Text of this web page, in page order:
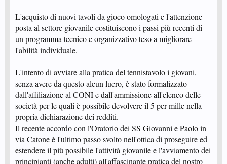
L'acquisto di nuovi tavoli da gioco omologati e l'attenzione
posta al settore giovanile costituiscono i passi più recenti di
un programma tecnico e organizzativo teso a migliorare
l'abilità individuale.
L'intento di avviare alla pratica del tennistavolo i giovani,
senza avere da questo alcun lucro, è stato formalizzato
dall'affiliazione al CONI e dall'ammissione all'elenco delle
società per le quali è possibile devolvere il 5 per mille nella
propria dichiarazione dei redditi.
Il recente accordo con l'Oratorio dei SS Giovanni e Paolo in
via Catone è l'ultimo passo svolto nell'ottica di proseguire ed
estendere il più possibile l'attività giovanile e l'avviamento dei
principianti (anche adulti) all'affascinante pratica del nostro